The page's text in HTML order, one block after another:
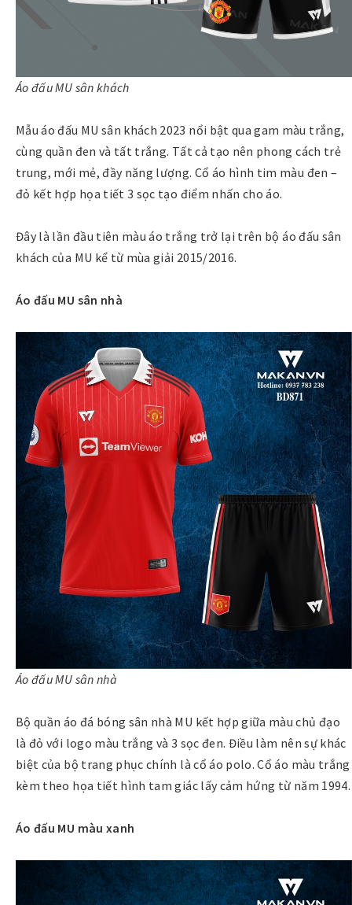
Áo đấu MU sân khách
Mẫu áo đấu MU sân khách 2023 nổi bật qua gam màu trắng,
cùng quần đen và tất trắng. Tất cả tạo nên phong cách trẻ
trung, mới mẻ, đầy năng lượng. Cổ áo hình tim màu đen –
đỏ kết hợp họa tiết 3 sọc tạo điểm nhấn cho áo.
Đây là lần đầu tiên màu áo trắng trở lại trên bộ áo đấu sân
khách của MU kể từ mùa giải 2015/2016.
Áo đấu MU sân nhà
Áo đấu MU sân nhà
Bộ quần áo đá bóng sân nhà MU kết hợp giữa màu chủ đạo
là đỏ với logo màu trắng và 3 sọc đen. Điều làm nên sự khác
biệt của bộ trang phục chính là cổ áo polo. Cổ áo màu trắng
kèm theo họa tiết hình tam giác lấy cảm hứng từ năm 1994.
Áo đấu MU màu xanh